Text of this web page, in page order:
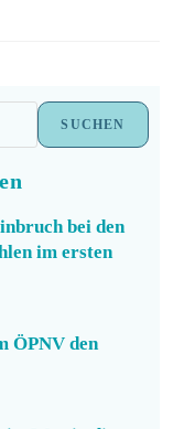
SUCHEN
bei den
im ersten
ÖPNV den